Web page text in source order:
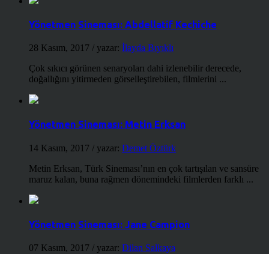
Yönetmen Sineması: Abdellatif Kechiche
28 Kasım, 2017 / yazar: İlayda Bıyıklı
Çok sıkıcı görünen senaryoları dahi izlenebilir derecede,
doğallığını yitirmeden görselleştirebilen, filmlerini ...
Yönetmen Sineması: Metin Erksan
14 Kasım, 2017 / yazar: Demet Öztürk
Metin Erksan, Türk Sineması’nın en çok tartışılan ve sansüre
maruz kalan, buna rağmen dönemindeki filmlerden farklı ...
Yönetmen Sineması: Jane Campion
07 Kasım, 2017 / yazar: Dilan Salkaya